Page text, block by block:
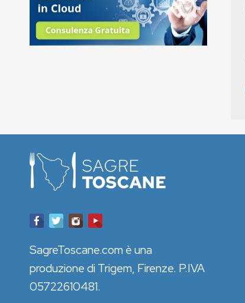
SagreToscane.com è una
produzione di Trigem, Firenze. P.IVA
05722610481.